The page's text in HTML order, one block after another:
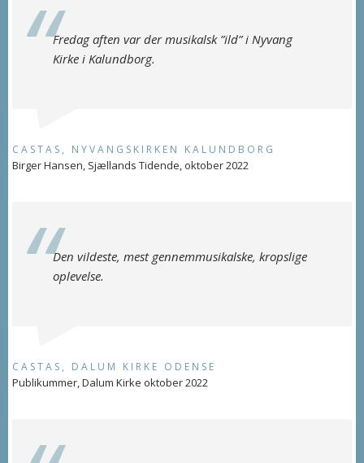
Fredag aften var der musikalsk ”ild” i Nyvang
Kirke i Kalundborg.
CASTAS, NYVANGSKIRKEN KALUNDBORG
Birger Hansen, Sjællands Tidende, oktober 2022
Den vildeste, mest gennemmusikalske, kropslige
oplevelse.
CASTAS, DALUM KIRKE ODENSE
Publikummer, Dalum Kirke oktober 2022